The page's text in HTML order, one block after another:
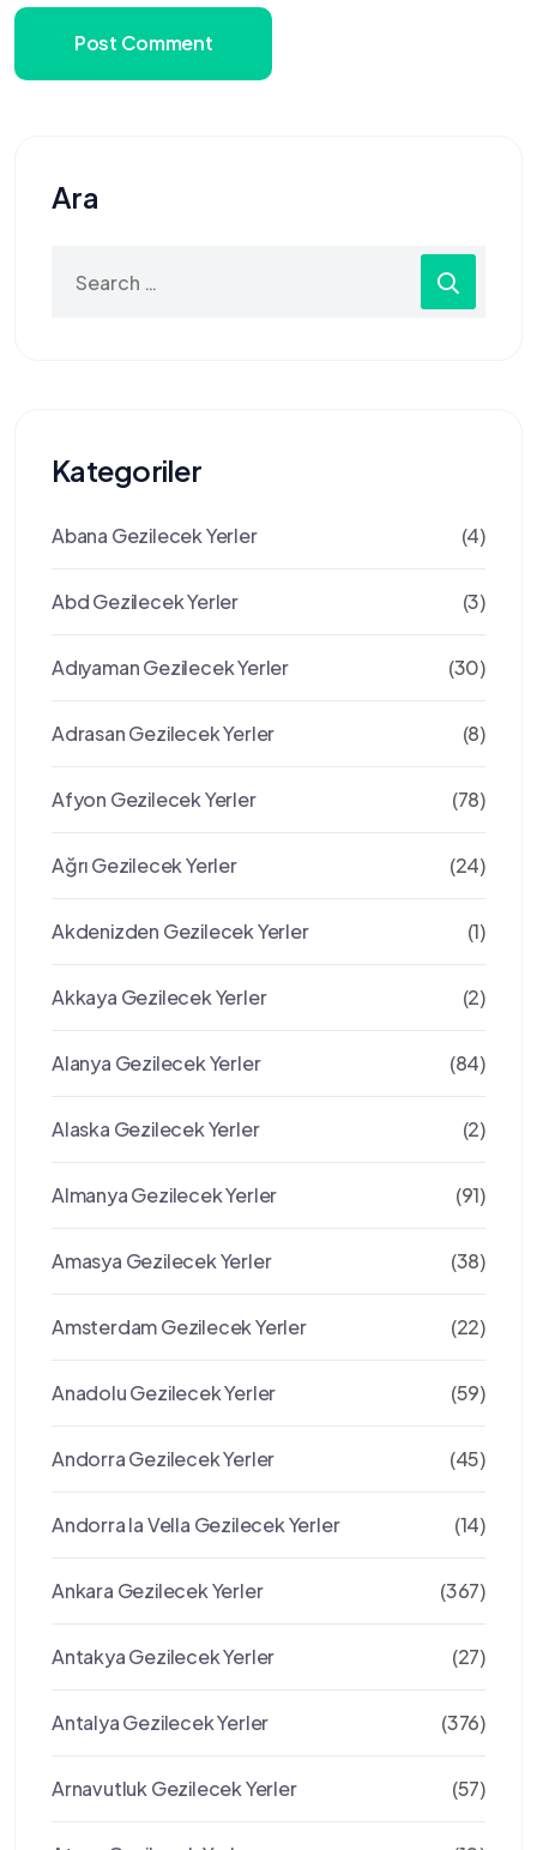
Post Comment
Ara
for:
Kategoriler
Abana Gezilecek Yerler (4)
Abd Gezilecek Yerler (3)
Adıyaman Gezilecek Yerler (30)
Adrasan Gezilecek Yerler (8)
Afyon Gezilecek Yerler (78)
Ağrı Gezilecek Yerler (24)
Akdenizden Gezilecek Yerler (1)
Akkaya Gezilecek Yerler (2)
Alanya Gezilecek Yerler (84)
Alaska Gezilecek Yerler (2)
Almanya Gezilecek Yerler (91)
Amasya Gezilecek Yerler (38)
Amsterdam Gezilecek Yerler (22)
Anadolu Gezilecek Yerler (59)
Andorra Gezilecek Yerler (45)
Andorra la Vella Gezilecek Yerler (14)
Ankara Gezilecek Yerler (367)
Antakya Gezilecek Yerler (27)
Antalya Gezilecek Yerler (376)
Arnavutluk Gezilecek Yerler (57)